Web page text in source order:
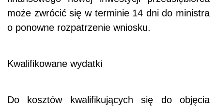
może zwrócić się w terminie 14 dni do ministra
o ponowne rozpatrzenie wniosku.
Kwalifikowane wydatki
Do kosztów kwalifikujących się do objęcia